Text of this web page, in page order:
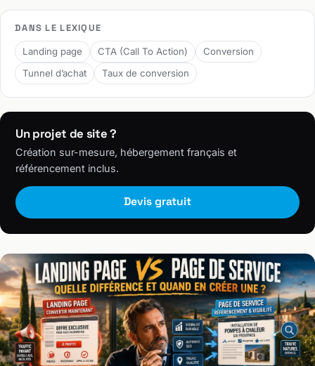
DANS LE LEXIQUE
Landing page CTA (Call To Action)
Conversion
Tunnel d’achat
Taux de conversion
Un projet de site ?
Création sur-mesure, hébergement français et
référencement inclus.
Devis gratuit